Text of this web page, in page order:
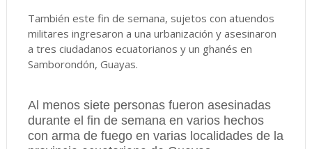
También este fin de semana, sujetos con atuendos
militares ingresaron a una urbanización y asesinaron
a tres ciudadanos ecuatorianos y un ghanés en
Samborondón, Guayas.
Al menos siete personas fueron asesinadas
durante el fin de semana en varios hechos
con arma de fuego en varias localidades de la